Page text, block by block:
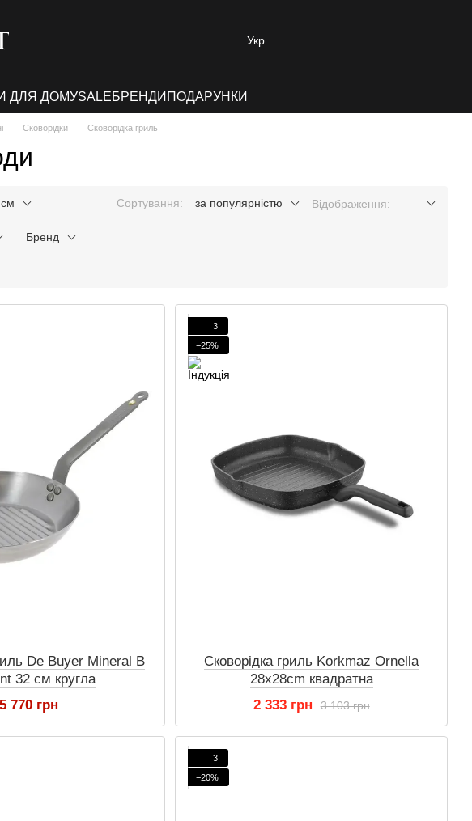
Укр
ДЛЯ ДОМУSALEБРЕНДИ ПОДАРУНКИ
Сковорідки Сковорідка гриль
Бренд
Сортування: за популярністю Відображення:
De Buyer Mineral B
32 см кругла
5 770 грн
3
−25%
Сковорідка гриль Korkmaz Ornella
28x28cm квадратна
3 103 грн
2 333 грн
3
−20%